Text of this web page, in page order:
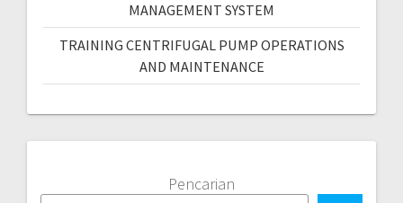
MANAGEMENT SYSTEM
TRAINING CENTRIFUGAL PUMP OPERATIONS
AND MAINTENANCE
Pencarian